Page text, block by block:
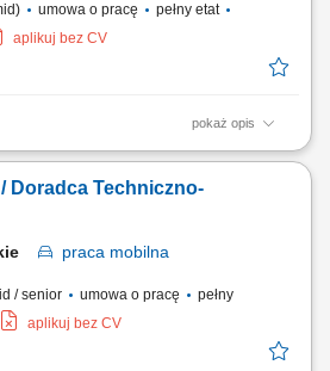
umowa o pracę
pełny etat
aplikuj bez CV
pokaż opis
Budowanie długofalowych,
prowadzenie prezentacji i pokazów u
szkoleniach oraz kluczowych wydarzeniach
praca mobilna
/ senior umowa o pracę
pełny
aplikuj bez CV